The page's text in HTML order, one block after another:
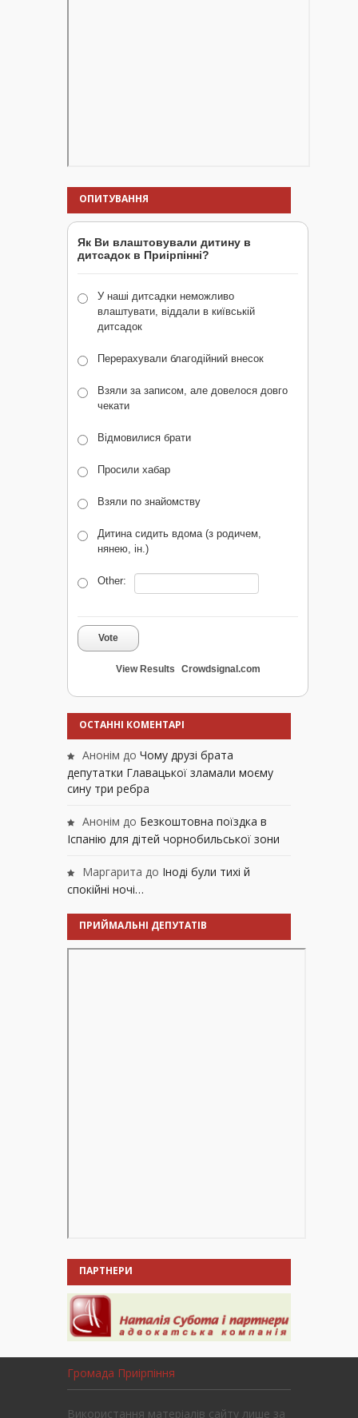
ОПИТУВАННЯ
Як Ви влаштовували дитину в
дитсадок в Приірпінні?
У наші дитсадки неможливо
влаштувати, віддали в київській
дитсадок
Перерахували благодійний внесок
Взяли за записом, але довелося довго
чекати
Відмовилися брати
Просили хабар
Взяли по знайомству
Дитина сидить вдома (з родичем,
нянею, ін.)
Other:
Vote
View Results Crowdsignal.com
ОСТАННІ КОМЕНТАРІ
Анонім до Чому друзі брата
депутатки Главацької зламали моєму
сину три ребра
Анонім до Безкоштовна поїздка в
Іспанію для дітей чорнобильської зони
Маргарита до Іноді були тихі й
спокійні ночі…
ПРИЙМАЛЬНІ ДЕПУТАТІВ
ПАРТНЕРИ
Громада Приірпіння
Використання матеріалів сайту лише за